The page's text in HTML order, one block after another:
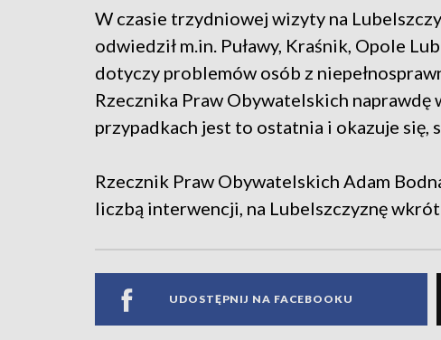
W czasie trzydniowej wizyty na
odwiedził m.in. Puławy, Kraśnik, Opole
dotyczy problemów osób z
Rzecznika Praw Obywatelskich
przypadkach jest to ostatnia i okazuje się,
Rzecznik Praw Obywatelskich Adam
liczbą interwencji, na Lubelszczyznę
UDOSTĘPNIJ NA FACEBOOKU